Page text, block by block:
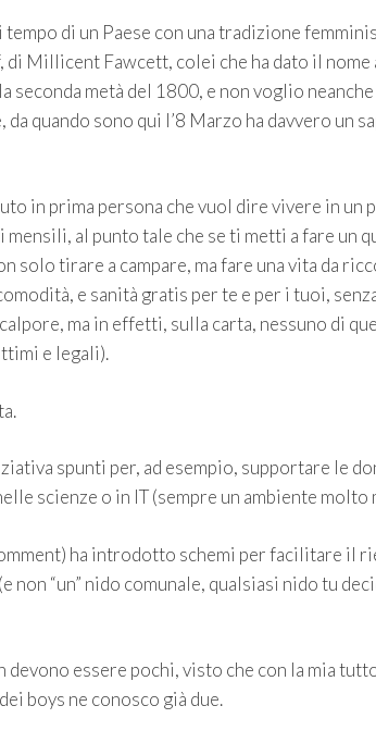
di un Paese con una tradizione
Millicent Fawcett, colei che ha dato il nome
metà del 1800, e non voglio
quando sono qui l’8 Marzo ha davvero un
in prima persona che vuol dire vivere in un
al punto tale che se ti metti a fare un
solo tirare a campare, ma fare una vita da
e sanità gratis per te e per i tuoi,
ma in effetti, sulla carta, nessuno di
e legali).
spunti per, ad esempio, supportare le
scienze o in IT (sempre un ambiente molto
ha introdotto schemi per facilitare il
“un” nido comunale, qualsiasi nido tu
essere pochi, visto che con la mia
boys ne conosco già due.